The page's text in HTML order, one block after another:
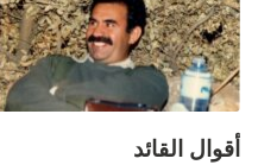
أقوال القائد